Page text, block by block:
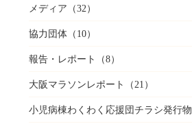
メディア （32）
協力団体（10）
報告・レポート （8）
大阪マラソンレポート （21）
小児病棟わくわく応援団チラシ発行物